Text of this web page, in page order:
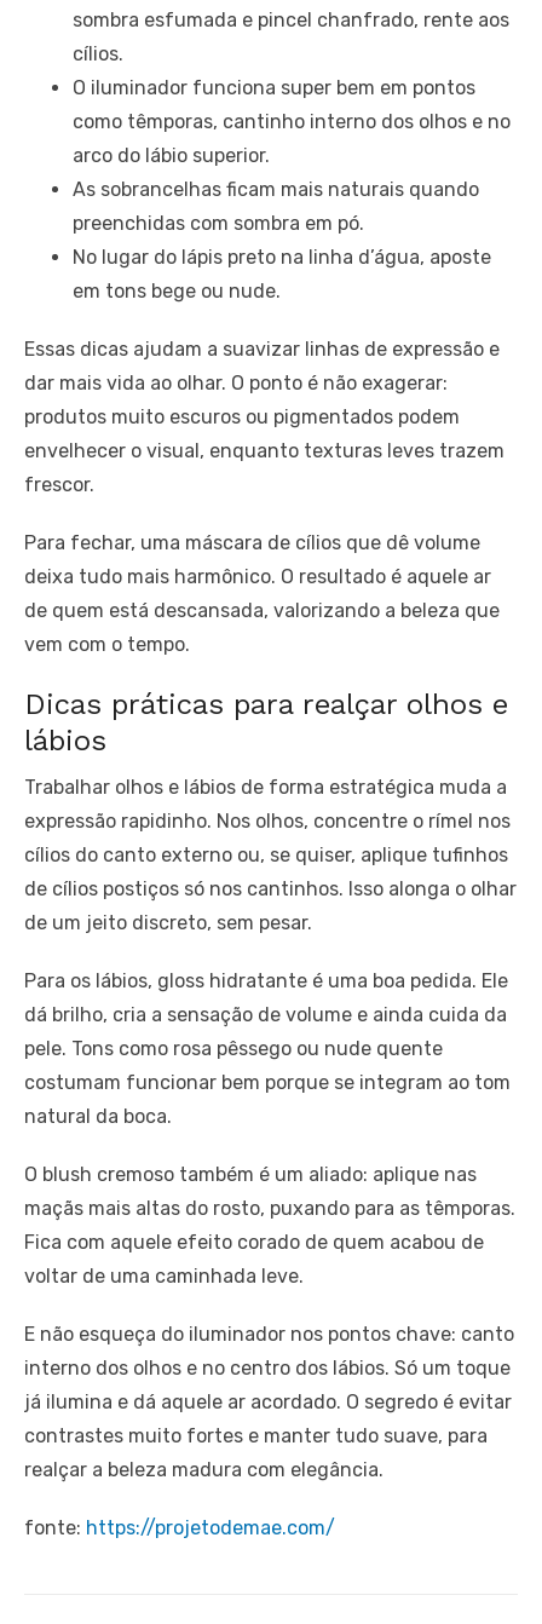
sombra esfumada e pincel chanfrado, rente aos
cílios.
O iluminador funciona super bem em pontos
como têmporas, cantinho interno dos olhos e no
arco do lábio superior.
As sobrancelhas ficam mais naturais quando
preenchidas com sombra em pó.
No lugar do lápis preto na linha d’água, aposte
em tons bege ou nude.
Essas dicas ajudam a suavizar linhas de expressão e
dar mais vida ao olhar. O ponto é não exagerar:
produtos muito escuros ou pigmentados podem
envelhecer o visual, enquanto texturas leves trazem
frescor.
Para fechar, uma máscara de cílios que dê volume
deixa tudo mais harmônico. O resultado é aquele ar
de quem está descansada, valorizando a beleza que
vem com o tempo.
Dicas práticas para realçar olhos e
lábios
Trabalhar olhos e lábios de forma estratégica muda a
expressão rapidinho. Nos olhos, concentre o rímel nos
cílios do canto externo ou, se quiser, aplique tufinhos
de cílios postiços só nos cantinhos. Isso alonga o olhar
de um jeito discreto, sem pesar.
Para os lábios, gloss hidratante é uma boa pedida. Ele
dá brilho, cria a sensação de volume e ainda cuida da
pele. Tons como rosa pêssego ou nude quente
costumam funcionar bem porque se integram ao tom
natural da boca.
O blush cremoso também é um aliado: aplique nas
maçãs mais altas do rosto, puxando para as têmporas.
Fica com aquele efeito corado de quem acabou de
voltar de uma caminhada leve.
E não esqueça do iluminador nos pontos chave: canto
interno dos olhos e no centro dos lábios. Só um toque
já ilumina e dá aquele ar acordado. O segredo é evitar
contrastes muito fortes e manter tudo suave, para
realçar a beleza madura com elegância.
fonte: https://projetodemae.com/